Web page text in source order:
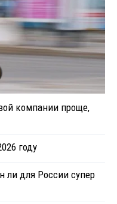
компании проще,
году
ли для России супер